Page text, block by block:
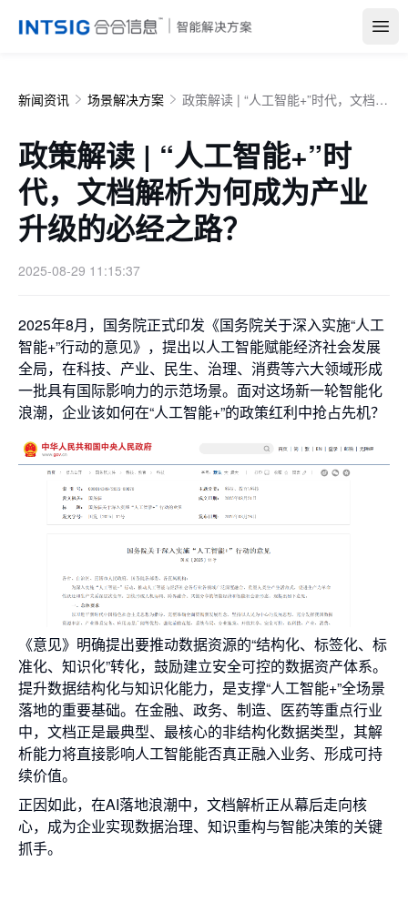
新闻资讯 场景解决方案 政策解读 | “人工智能+”时代，文档解析为何成为产业升级的必经之路？
政策解读 | “人工智能+”时
代，文档解析为何成为产业
升级的必经之路？
2025-08-29 11:15:37
2025年8月，国务院正式印发《国务院关于深入实施“人工
智能+”行动的意见》，提出以人工智能赋能经济社会发展
全局，在科技、产业、民生、治理、消费等六大领域形成
一批具有国际影响力的示范场景。面对这场新一轮智能化
浪潮，企业该如何在“人工智能+”的政策红利中抢占先机？
《意见》明确提出要推动数据资源的“结构化、标签化、标
准化、知识化”转化，鼓励建立安全可控的数据资产体系。
提升数据结构化与知识化能力，是支撑“人工智能+”全场景
落地的重要基础。在金融、政务、制造、医药等重点行业
中，文档正是最典型、最核心的非结构化数据类型，其解
析能力将直接影响人工智能能否真正融入业务、形成可持
续价值。
正因如此，在AI落地浪潮中，文档解析正从幕后走向核
心，成为企业实现数据治理、知识重构与智能决策的关键
抓手。